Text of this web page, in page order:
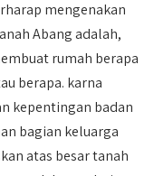
mengenakan
Abang adalah,
rumah berapa
berapa. karna
kepentingan badan
bagian keluarga
atas besar tanah